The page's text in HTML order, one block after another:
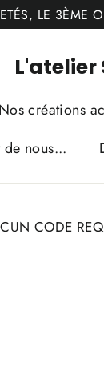
LE 3ÈME
L'atelier
Nos créations
nous...
CODE